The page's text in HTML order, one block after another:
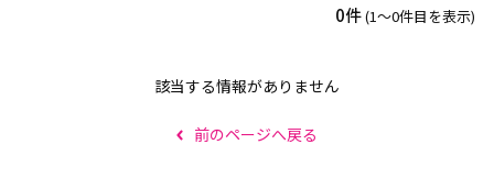
0件(1〜0件目を表示)
該当する情報がありません
前のページへ戻る